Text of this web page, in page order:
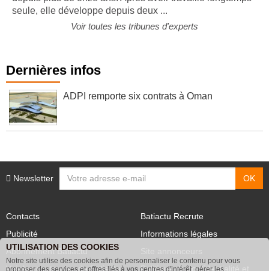
depuis plus de onze ans. Après avoir travaillé longtemps
Dernières infos
Publicité
Abonnement Batiactu
Site annonceurs
UTILISATION DES COOKIES
Notre site utilise des cookies afin de personnaliser le contenu pour vous
proposer des services et offres liés à vos centres d'intérêt, gérer les